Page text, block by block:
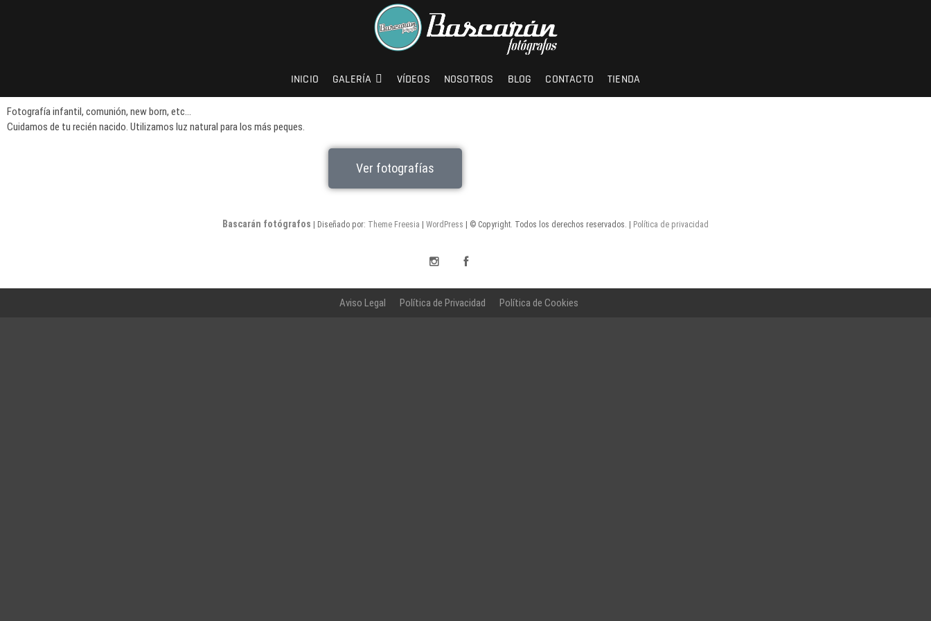
INICIO GALERÍA VÍDEOS NOSOTROS BLOG CONTACTO TIENDA
Fotografía infantil, comunión, new born, etc…
Cuidamos de tu recién nacido. Utilizamos luz natural para los más peques.
Ver fotografías
Bascarán fotógrafos | Diseñado por: Theme Freesia WordPress | © Copyright. Todos los derechos reservados. | Política de privacidad
Aviso Legal Política de Privacidad Política de Cookies